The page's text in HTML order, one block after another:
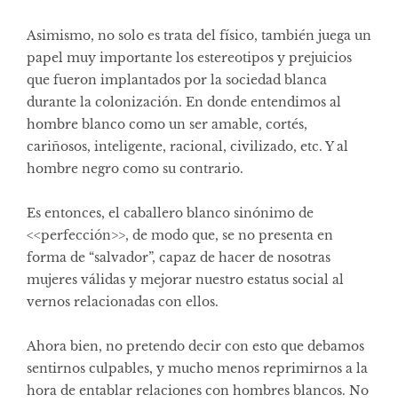
Asimismo, no solo es trata del físico, también juega un
papel muy importante los estereotipos y prejuicios
que fueron implantados por la sociedad blanca
durante la colonización. En donde entendimos al
hombre blanco como un ser amable, cortés,
cariñosos, inteligente, racional, civilizado, etc. Y al
hombre negro como su contrario.
Es entonces, el caballero blanco sinónimo de
<<perfección>>, de modo que, se no presenta en
forma de “salvador”, capaz de hacer de nosotras
mujeres válidas y mejorar nuestro estatus social al
vernos relacionadas con ellos.
Ahora bien, no pretendo decir con esto que debamos
sentirnos culpables, y mucho menos reprimirnos a la
hora de entablar relaciones con hombres blancos. No